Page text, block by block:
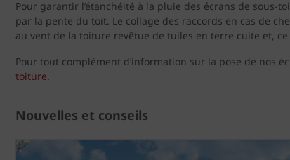
Pour garantir l’étanchéité à la pluie des écrans de
par la pente du toit. Le collage des raccords en cas de
au vent de la toiture revêtue de tuiles en terre cuite et,
Pour tout complément d’information sur la pose de nos
toiture.
Nouvelles et conseils